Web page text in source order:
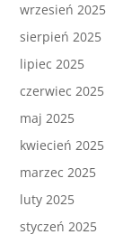
wrzesień 2025
sierpień 2025
lipiec 2025
czerwiec 2025
maj 2025
kwiecień 2025
marzec 2025
luty 2025
styczeń 2025